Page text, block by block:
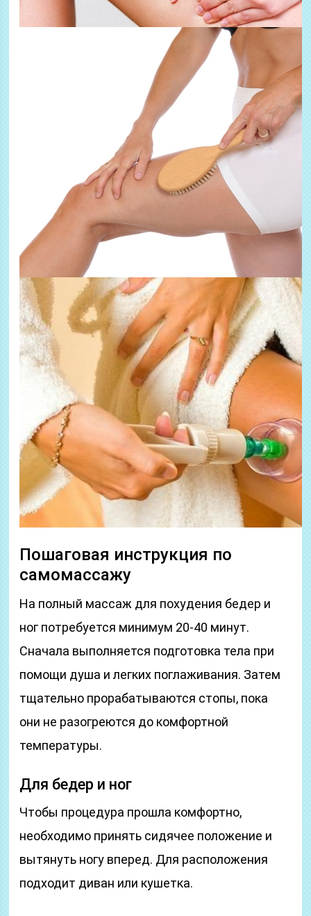
Пошаговая инструкция по
самомассажу
На полный массаж для похудения бедер и
ног потребуется минимум 20-40 минут.
Сначала выполняется подготовка тела при
помощи душа и легких поглаживания. Затем
тщательно прорабатываются стопы, пока
они не разогреются до комфортной
температуры.
Для бедер и ног
Чтобы процедура прошла комфортно,
необходимо принять сидячее положение и
вытянуть ногу вперед. Для расположения
подходит диван или кушетка.